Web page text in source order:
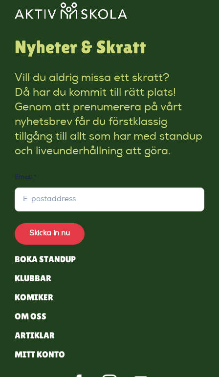
Nyheter & Skratt
Vill du aldrig missa ett skratt?
Då har du kommit till rätt plats!
Genom att prenumerera på vårt
nyhetsbrev får du förstklassig
tillgång till allt som har med standup
och liveunderhållning att göra.
Email *
Skicka in nu
BOKA STANDUP
KLUBBAR
KOMIKER
OM OSS
ARTIKLAR
MITT KONTO